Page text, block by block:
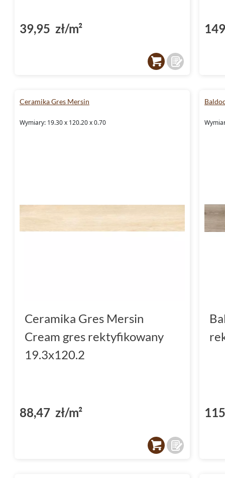
39,95 zł/m²
Ceramika Gres Mersin
Wymiary: 19.30 x 120.20 x 0.70
Ceramika Gres Mersin
Cream gres rektyfikowany
19.3x120.2
88,47 zł/m²